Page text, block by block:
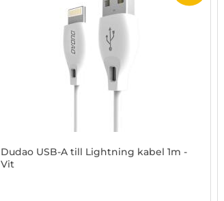
Dudao USB-A till Lightning kabel 1m -
Vit